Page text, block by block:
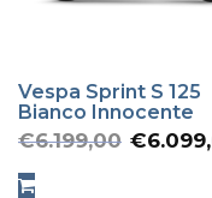
Vespa Sprint S 125
Bianco Innocente
€6.199,00 €